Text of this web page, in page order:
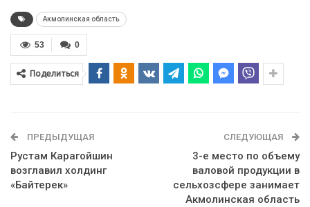
Акмолинская область
0
53
Поделиться
ПРЕДЫДУЩАЯ
Рустам Карагойшин
возглавил холдинг
«Байтерек»
СЛЕДУЮЩАЯ
3-е место по объему
валовой продукции в
сельхозсфере занимает
Акмолинская область